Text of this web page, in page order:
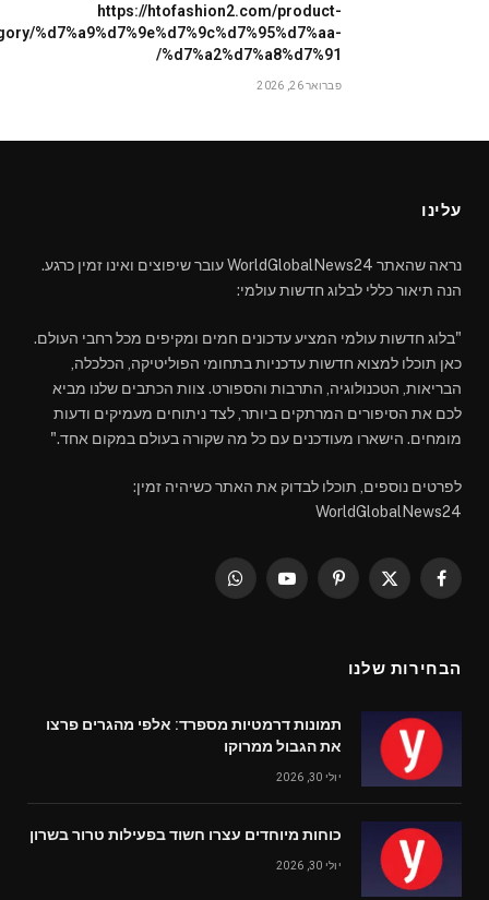
https://htofashion2.com/product-
%d7%a9%d7%9e%d7%9c%d7%95%d7%aa-
%d7%a2%d7%a8%d7%91/
פברואר 26, 2026
עלינו
נראה שהאתר WorldGlobalNews24 עובר שיפוצים ואינו זמין כרגע.
הנה תיאור כללי לבלוג חדשות עולמי:
"בלוג חדשות עולמי המציע עדכונים חמים ומקיפים מכל רחבי העולם.
כאן תוכלו למצוא חדשות עדכניות בתחומי הפוליטיקה, הכלכלה,
הבריאות, הטכנולוגיה, התרבות והספורט. צוות הכתבים שלנו מביא
לכם את הסיפורים המרתקים ביותר, לצד ניתוחים מעמיקים ודעות
מומחים. הישארו מעודכנים עם כל מה שקורה בעולם במקום אחד."
לפרטים נוספים, תוכלו לבדוק את האתר כשיהיה זמין:
WorldGlobalNews24
Facebook
X
Pinterest
YouTube
WhatsApp
הבחירות שלנו
תמונות דרמטיות מספרד: אלפי מהגרים פרצו
את הגבול ממרוקו
יולי 30, 2026
כוחות מיוחדים עצרו חשוד בפעילות טרור בשרון
יולי 30, 2026